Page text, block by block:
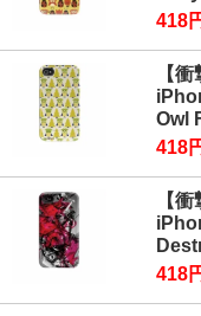
418
【
Owl
418
【
418